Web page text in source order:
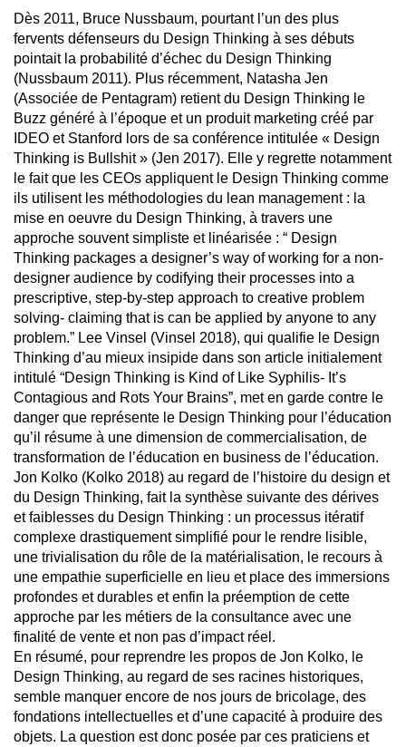
Dès 2011, Bruce Nussbaum, pourtant l’un des plus
fervents défenseurs du Design Thinking à ses débuts
pointait la probabilité d’échec du Design Thinking
(Nussbaum 2011). Plus récemment, Natasha Jen
(Associée de Pentagram) retient du Design Thinking le
Buzz généré à l’époque et un produit marketing créé par
IDEO et Stanford lors de sa conférence intitulée « Design
Thinking is Bullshit » (Jen 2017). Elle y regrette notamment
le fait que les CEOs appliquent le Design Thinking comme
ils utilisent les méthodologies du lean management : la
mise en oeuvre du Design Thinking, à travers une
approche souvent simpliste et linéarisée : “ Design
Thinking packages a designer’s way of working for a non-
designer audience by codifying their processes into a
prescriptive, step-by-step approach to creative problem
solving- claiming that is can be applied by anyone to any
problem.” Lee Vinsel (Vinsel 2018), qui qualifie le Design
Thinking d’au mieux insipide dans son article initialement
intitulé “Design Thinking is Kind of Like Syphilis- It’s
Contagious and Rots Your Brains”, met en garde contre le
danger que représente le Design Thinking pour l’éducation
qu’il résume à une dimension de commercialisation, de
transformation de l’éducation en business de l’éducation.
Jon Kolko (Kolko 2018) au regard de l’histoire du design et
du Design Thinking, fait la synthèse suivante des dérives
et faiblesses du Design Thinking : un processus itératif
complexe drastiquement simplifié pour le rendre lisible,
une trivialisation du rôle de la matérialisation, le recours à
une empathie superficielle en lieu et place des immersions
profondes et durables et enfin la préemption de cette
approche par les métiers de la consultance avec une
finalité de vente et non pas d’impact réel.
En résumé, pour reprendre les propos de Jon Kolko, le
Design Thinking, au regard de ses racines historiques,
semble manquer encore de nos jours de bricolage, des
fondations intellectuelles et d’une capacité à produire des
objets. La question est donc posée par ces praticiens et